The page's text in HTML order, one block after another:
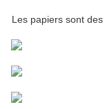
Les papiers sont des